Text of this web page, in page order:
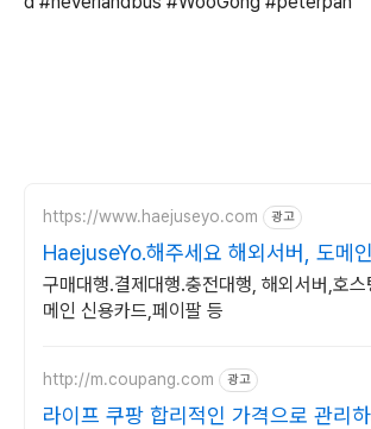
https://www.haejuseyo.com 광고
HaejuseYo.해주세요 해외서버, 도메
구매대행.결제대행.충전대행, 해외서버,호
메인 신용카드,페이팔 등
http://m.coupang.com 광고
라이프 쿠팡 합리적인 가격으로 관리